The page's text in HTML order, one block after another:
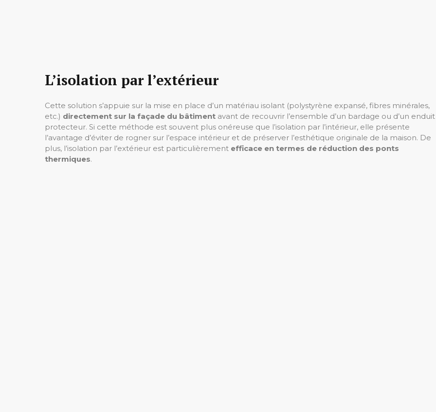
L’isolation par l’extérieur
Cette solution s’appuie sur la mise en place d’un matériau isolant (polystyrène expansé, fibres minérales,
etc.) directement sur la façade du bâtiment avant de recouvrir l’ensemble d’un bardage ou d’un enduit
protecteur. Si cette méthode est souvent plus onéreuse que l’isolation par l’intérieur, elle présente
l’avantage d’éviter de rogner sur l’espace intérieur et de préserver l’esthétique originale de la maison. De
plus, l’isolation par l’extérieur est particulièrement efficace en termes de réduction des ponts
thermiques.